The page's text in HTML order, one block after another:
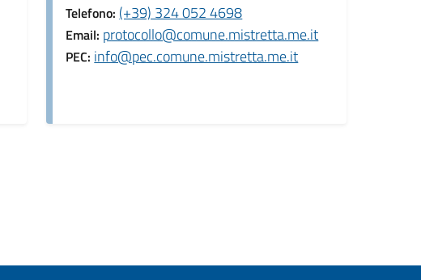
Telefono: (+39) 324 052 4698
Email: protocollo@comune.mistretta.me.it
PEC: info@pec.comune.mistretta.me.it